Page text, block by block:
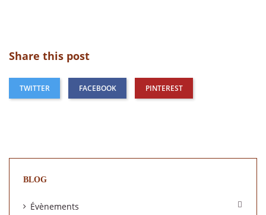
Share this post
TWITTER FACEBOOK PINTEREST
BLOG
Évènements 